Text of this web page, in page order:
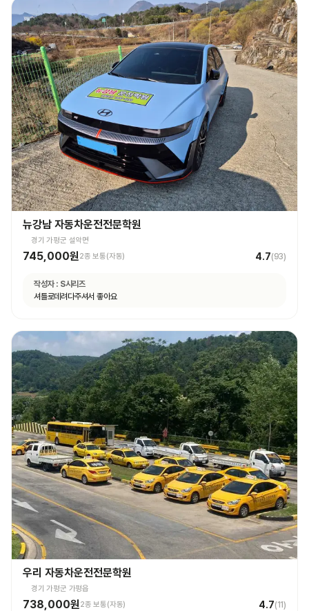
뉴강남 자동차운전전문학원
경기 가평군 설악면
745,000원2종 보통(자동) 4.7(93)
작성자 : S시리즈
셔틀로데려다주셔서 좋아요
우리 자동차운전전문학원
경기 가평군 가평읍
738,000원2종 보통(자동) 4.7(11)